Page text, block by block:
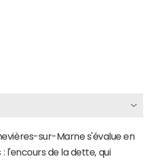
sur-Marne s'évalue en
l'encours de la dette, qui